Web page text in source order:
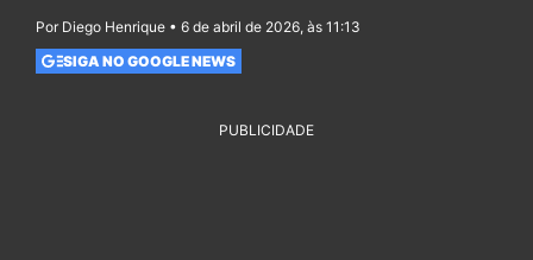
Por Diego Henrique • 6 de abril de 2026, às 11:13
SIGA NO GOOGLE NEWS
PUBLICIDADE